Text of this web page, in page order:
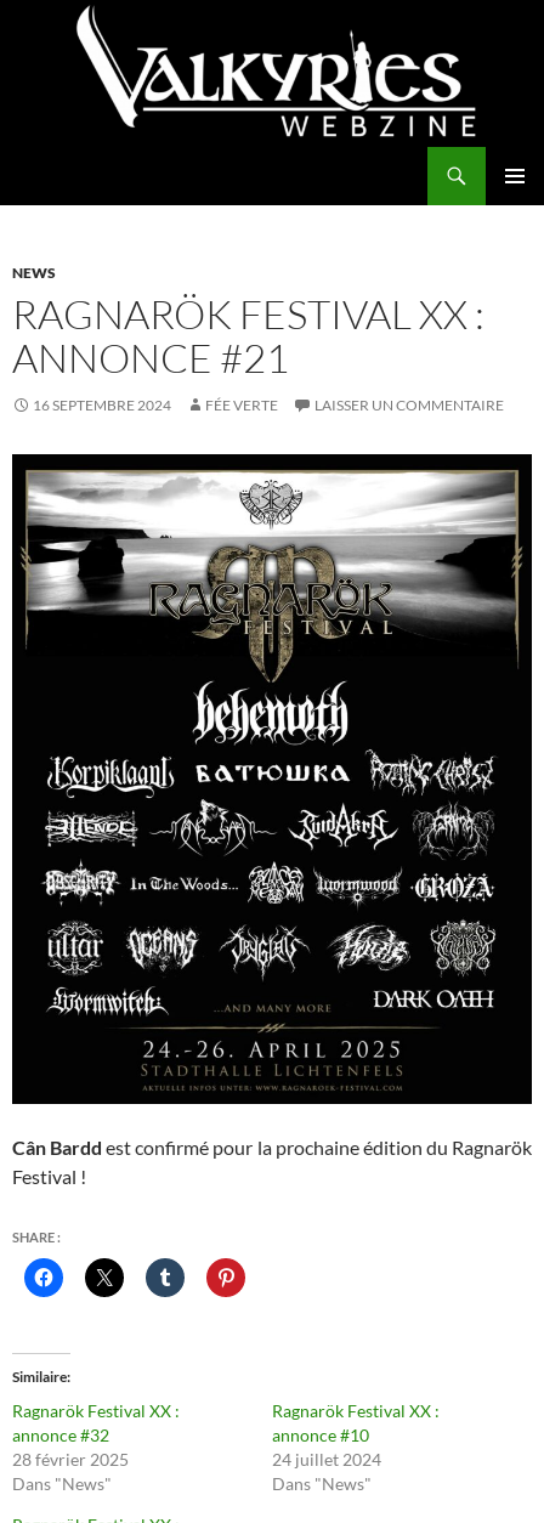
NEWS
RAGNARÖK FESTIVAL XX :
ANNONCE #21
16 SEPTEMBRE 2024 FÉE VERTE LAISSER UN COMMENTAIRE
Cân Bardd est confirmé pour la prochaine édition du Ragnarök
Festival !
SHARE :
Similaire
Ragnarök Festival XX :
annonce #32
28 février 2025
Dans "News"
Ragnarök Festival XX :
annonce #10
24 juillet 2024
Dans "News"